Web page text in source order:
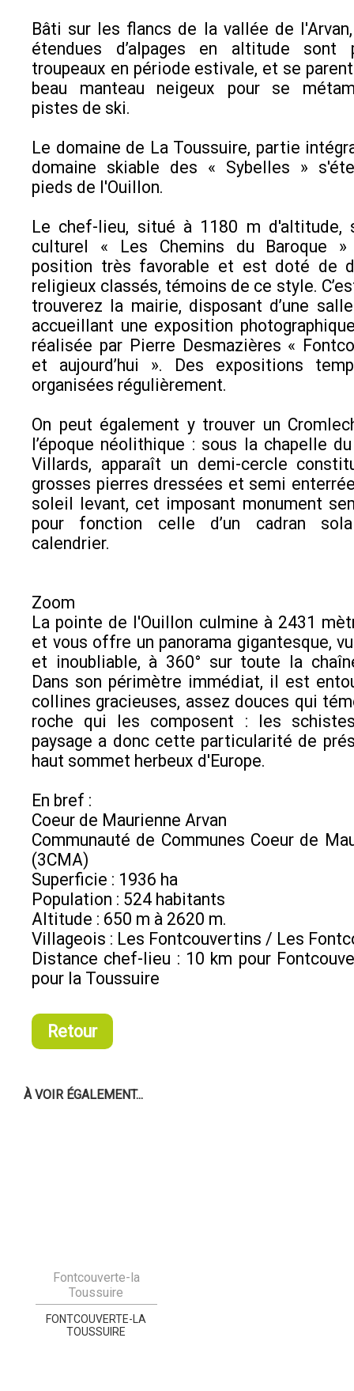
Bâti sur les flancs de la vallée de
étendues d’alpages en altitude sont
troupeaux en période estivale, et se
beau manteau neigeux pour se
pistes de ski.
Le domaine de La Toussuire, partie
domaine skiable des « Sybelles »
pieds de l'Ouillon.
Le chef-lieu, situé à 1180 m d'altitude,
culturel « Les Chemins du Baroque »
position très favorable et est doté de
religieux classés, témoins de ce style.
trouverez la mairie, disposant d’une
accueillant une exposition
réalisée par Pierre Desmazières «
et aujourd’hui ». Des expositions
organisées régulièrement.
On peut également y trouver un
l’époque néolithique : sous la chapelle
Villards, apparaît un demi-cercle
grosses pierres dressées et semi
soleil levant, cet imposant monument
pour fonction celle d’un cadran
calendrier.
Zoom
La pointe de l'Ouillon culmine à 2431
et vous offre un panorama gigantesque,
et inoubliable, à 360° sur toute la
Dans son périmètre immédiat, il est
collines gracieuses, assez douces qui
roche qui les composent : les
paysage a donc cette particularité de
haut sommet herbeux d'Europe.
En bref :
Coeur de Maurienne Arvan
Communauté de Communes Coeur de
(3CMA)
Superficie : 1936 ha
Population : 524 habitants
Altitude : 650 m à 2620 m.
Villageois : Les Fontcouvertins / Les
Distance chef-lieu : 10 km pour
pour la Toussuire
Retour
À VOIR ÉGALEMENT...
Fontcouverte-la
Toussuire
FONTCOUVERTE-LA
TOUSSUIRE